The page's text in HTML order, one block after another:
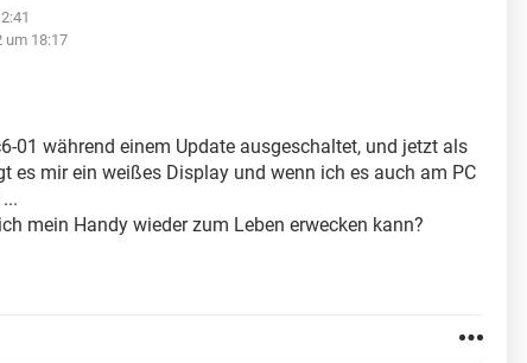
um 18:17
01 während einem Update ausgeschaltet, und jetzt als
es mir ein weißes Display und wenn ich es auch am PC
mein Handy wieder zum Leben erwecken kann?